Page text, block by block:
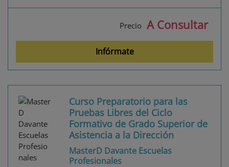
Precio A Consultar
Infórmate
Curso Preparatorio para las
Pruebas Libres del Ciclo
Formativo de Grado Superior de
Asistencia a la Dirección
MasterD Davante Escuelas
Profesionales